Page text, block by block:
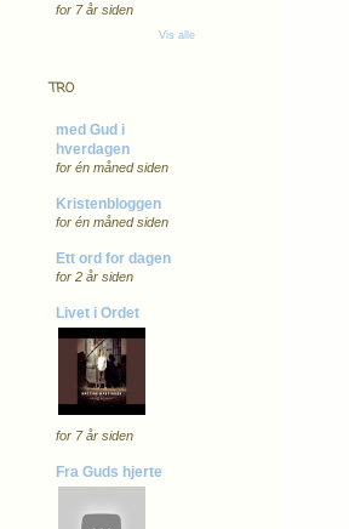
for 7 år siden
Vis alle
TRO
med Gud i
hverdagen
for én måned siden
Kristenbloggen
for én måned siden
Ett ord for dagen
for 2 år siden
Livet i Ordet
for 7 år siden
Fra Guds hjerte